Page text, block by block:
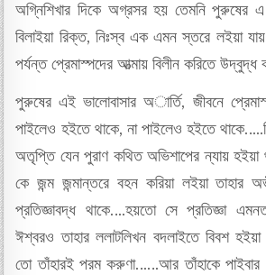
অগ্নিশিখার দিকে অগ্রসর হয় তেমনি পুরুষের
বিলাইয়া রিক্ত, নিঃস্ব এক এমন স্তরে লইয়া
পর্যন্ত প্রেমাস্পদের আত্মায় বিলীন করিতে
পুরুষের এই ভালোবাসার অার্তি, জীবনে
পাইলেও হইতে থাকে, না পাইলেও হইতে
অতৃপ্তি যেন পুরাণ কথিত অভিশাপের ন্যায় হইয়া
কে জন্ম জন্মান্তরে বহন করিয়া লইয়া তাহার
প্রতিজ্ঞাবদ্ধ থাকে….হয়তো সে প্রতিজ্ঞা
ঈশ্বরও তাহার ললাটলিখন বদলাইতে বিবশ
তো তাঁহারই পরম করুণা……আর তাঁহাকে